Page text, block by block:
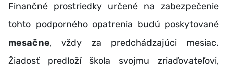
Finančné prostriedky určené na zabezpečenie
tohto podporného opatrenia budú poskytované
mesačne, vždy za predchádzajúci mesiac.
Žiadosť predloží škola svojmu zriaďovateľovi,